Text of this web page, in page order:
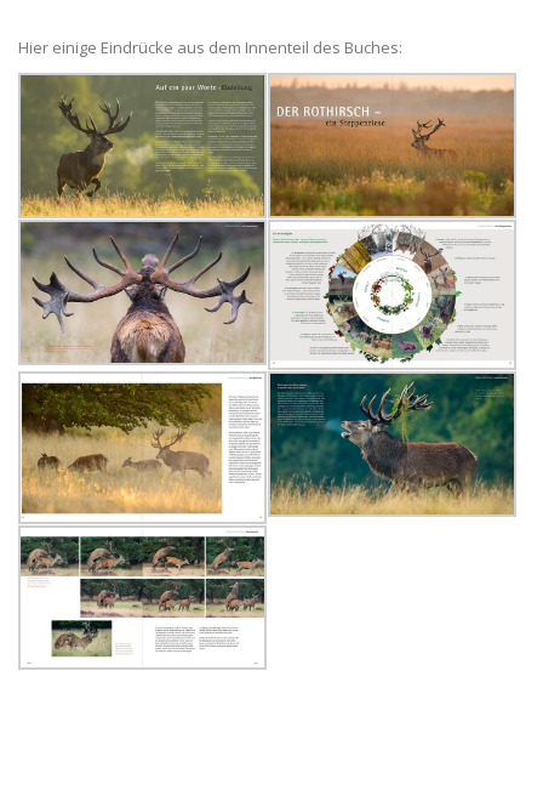
Hier einige Eindrücke aus dem Innenteil des Buches: